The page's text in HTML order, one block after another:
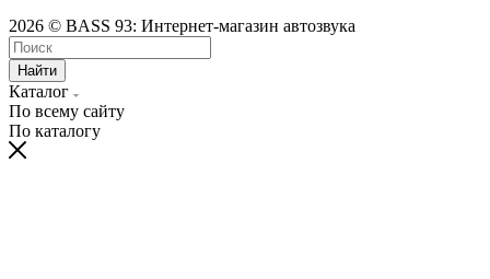
2026 © BASS 93: Интернет-магазин автозвука
Найти
Каталог
По всему сайту
По каталогу